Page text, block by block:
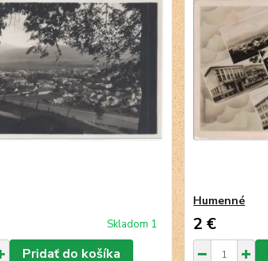
Skladom 1
Pridať do košíka
Humenné
2 €